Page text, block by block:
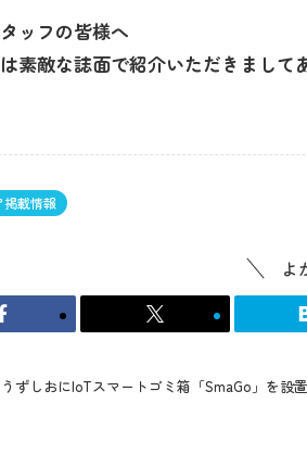
ッフの皆様へ
素敵な誌面で紹介いただきまして
掲載情報
よ
ずしおにIoTスマートゴミ箱「SmaGo」を設